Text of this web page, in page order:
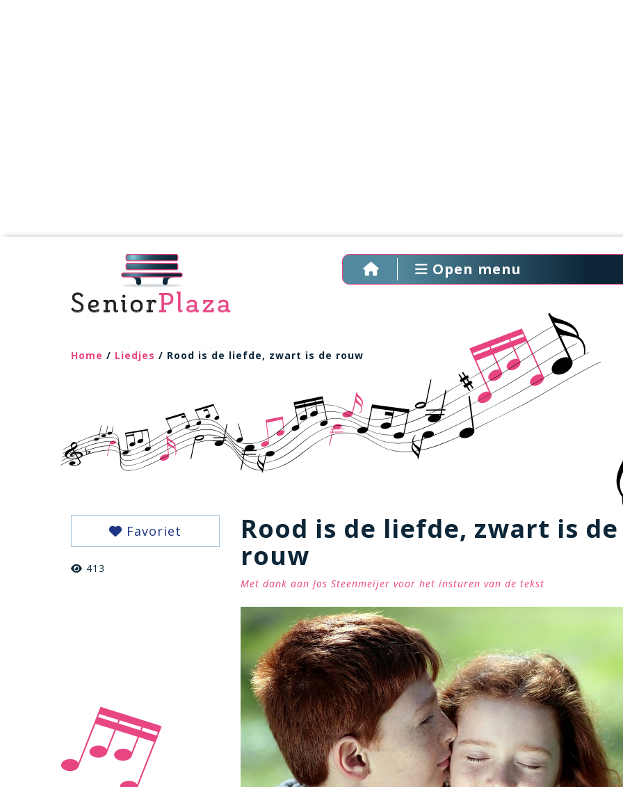
Open menu
Home / Liedjes / Rood is de liefde, zwart is de rouw
Favoriet
413
Rood is de liefde, zwart is de
rouw
Met dank aan Jos Steenmeijer voor het insturen van de tekst